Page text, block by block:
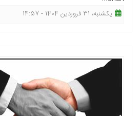
یکشنبه، 31 فروردین 1404 - 14:57